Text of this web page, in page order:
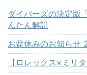
ダイバーズの決定版
んたん解説
お盆休みのお知らせ
【ロレックス×ミリ